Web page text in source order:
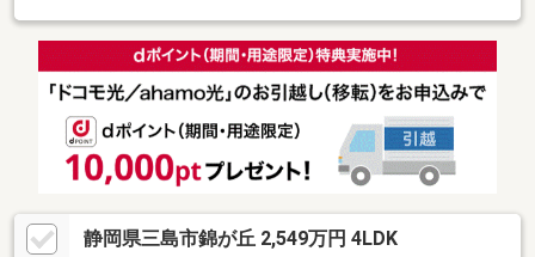
問い合わせ下さい。）時間／10:00～19：00 ☆住宅の内覧ご予
約を随時受け付けております。 お電話「055-928-7300」または
資料請求にてお問い合わせをお待ちしております。☆住宅ローン
☆不動産屋（資金計画）や銀行選択で100万円もの差が出ること
様それぞれに合わせたオリジナルプランのご提案が出来ます。☆
現地の接客をメインにしてます。
静岡県三島市錦が丘 2,549万円 4LDK